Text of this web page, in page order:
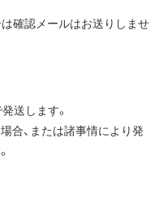
確認メールはお送りしませ
送します。
合、または諸事情により発